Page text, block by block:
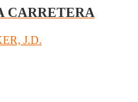
CARRETERA
J.D.